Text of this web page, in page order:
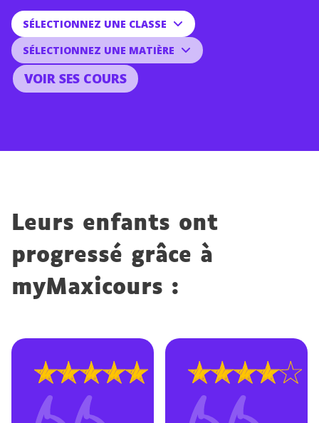
VOIR SES COURS
Leurs enfants ont
progressé grâce à
myMaxicours :
Note : 5 sur 5 Note : 4 sur 5